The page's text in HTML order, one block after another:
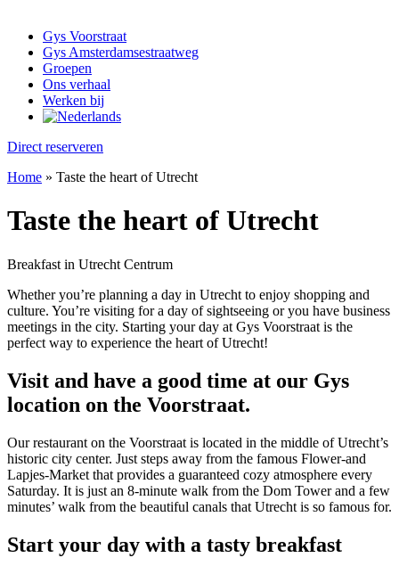
Gys Voorstraat
Gys Amsterdamsestraatweg
Groepen
Ons verhaal
Werken bij
Direct reserveren
Home » Taste the heart of Utrecht
Taste the heart of Utrecht
Breakfast in Utrecht Centrum
Whether you’re planning a day in Utrecht to enjoy shopping and
culture. You’re visiting for a day of sightseeing or you have business
meetings in the city. Starting your day at Gys Voorstraat is the
perfect way to experience the heart of Utrecht!
Visit and have a good time at our Gys
location on the Voorstraat.
Our restaurant on the Voorstraat is located in the middle of Utrecht’s
historic city center. Just steps away from the famous Flower-and
Lapjes-Market that provides a guaranteed cozy atmosphere every
Saturday. It is just an 8-minute walk from the Dom Tower and a few
minutes’ walk from the beautiful canals that Utrecht is so famous for.
Start your day with a tasty breakfast